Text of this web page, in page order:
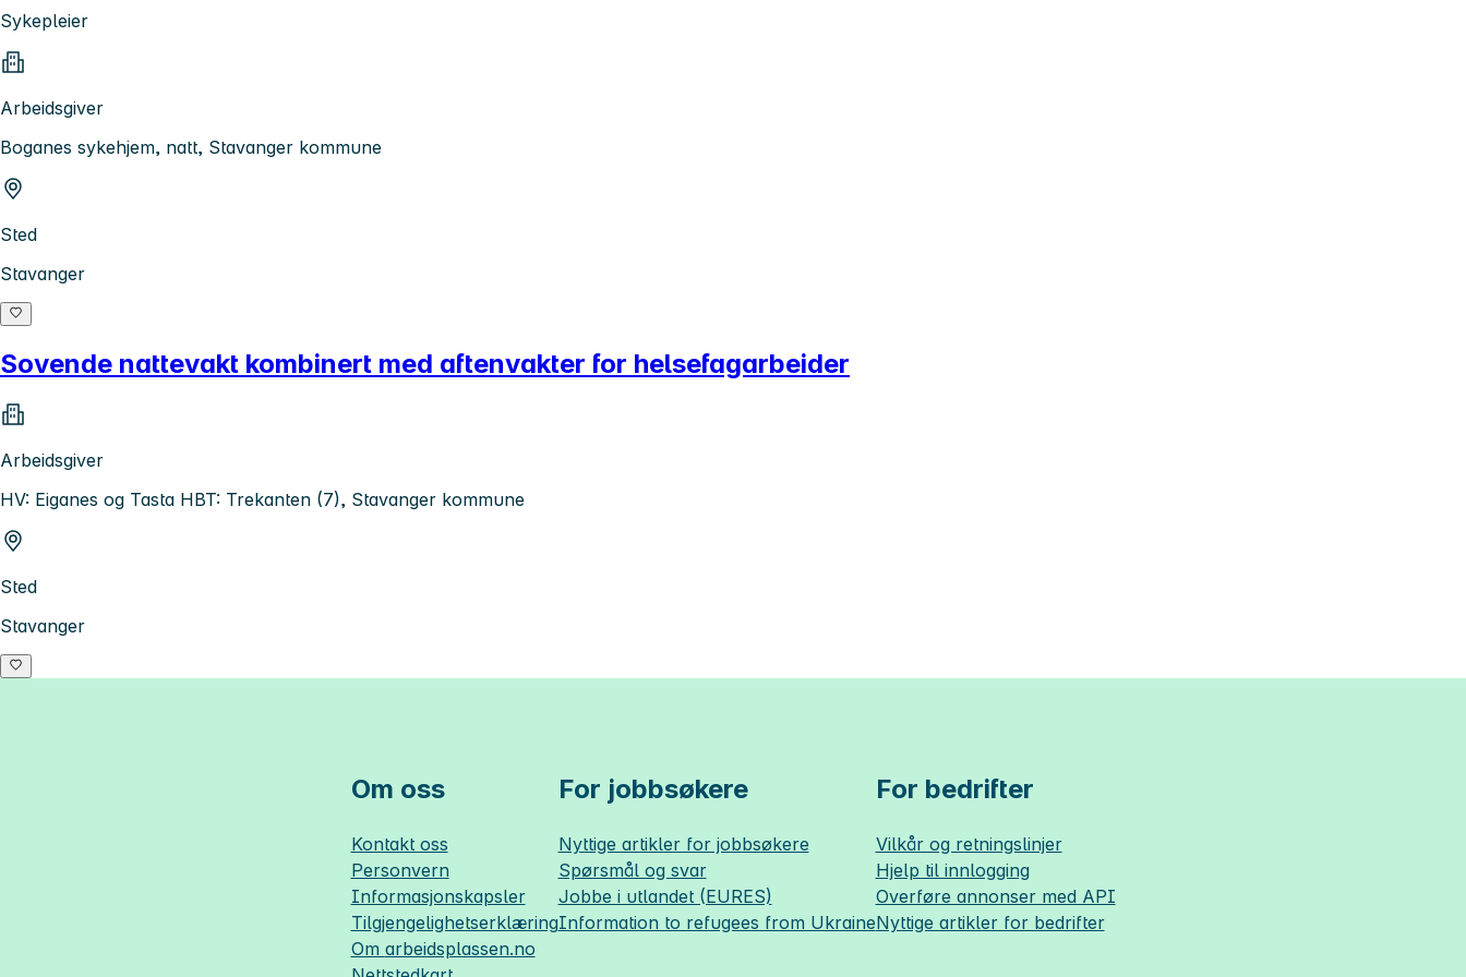
Sykepleier
Arbeidsgiver
Boganes sykehjem, natt, Stavanger kommune
Sted
Stavanger
Sovende nattevakt kombinert med aftenvakter for helsefagarbeider
Arbeidsgiver
HV: Eiganes og Tasta HBT: Trekanten (7), Stavanger kommune
Sted
Stavanger
Om oss
Kontakt oss
Personvern
Informasjonskapsler
Tilgjengelighetserklæring
Om arbeidsplassen.no
For jobbsøkere
Nyttige artikler for jobbsøkere
Spørsmål og svar
Jobbe i utlandet (EURES)
Information to refugees from Ukraine
For bedrifter
Vilkår og retningslinjer
Hjelp til innlogging
Overføre annonser med API
Nyttige artikler for bedrifter